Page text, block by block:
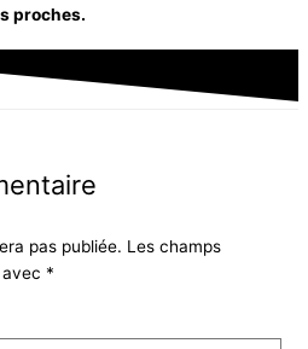
proches.
pas publiée. Les champs
*